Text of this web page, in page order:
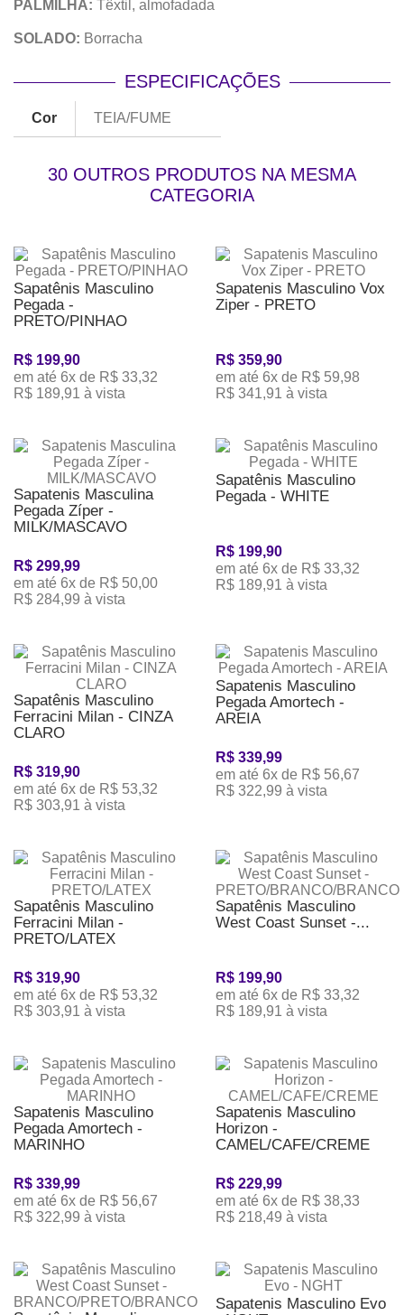
PALMILHA: Têxtil, almofadada
SOLADO: Borracha
ESPECIFICAÇÕES
Cor TEIA/FUME
30 OUTROS PRODUTOS NA MESMA
CATEGORIA
Sapatênis Masculino
Pegada -
PRETO/PINHAO
R$ 199,90
em até 6x de R$ 33,32
R$ 189,91 à vista
Sapatenis Masculino Vox
Ziper - PRETO
R$ 359,90
em até 6x de R$ 59,98
R$ 341,91 à vista
Sapatenis Masculina
Pegada Zíper -
MILK/MASCAVO
R$ 299,99
em até 6x de R$ 50,00
R$ 284,99 à vista
Sapatênis Masculino
Pegada - WHITE
R$ 199,90
em até 6x de R$ 33,32
R$ 189,91 à vista
Sapatênis Masculino
Ferracini Milan - CINZA
CLARO
R$ 319,90
em até 6x de R$ 53,32
R$ 303,91 à vista
Sapatenis Masculino
Pegada Amortech -
AREIA
R$ 339,99
em até 6x de R$ 56,67
R$ 322,99 à vista
Sapatênis Masculino
Ferracini Milan -
PRETO/LATEX
R$ 319,90
em até 6x de R$ 53,32
R$ 303,91 à vista
Sapatênis Masculino
West Coast Sunset -...
R$ 199,90
em até 6x de R$ 33,32
R$ 189,91 à vista
Sapatenis Masculino
Pegada Amortech -
MARINHO
R$ 339,99
em até 6x de R$ 56,67
R$ 322,99 à vista
Sapatenis Masculino
Horizon -
CAMEL/CAFE/CREME
R$ 229,99
em até 6x de R$ 38,33
R$ 218,49 à vista
Sapatenis Masculino Evo